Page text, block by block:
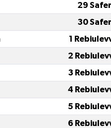
29
30
1
2
3
4
5
6